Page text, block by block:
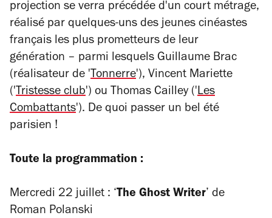
projection se verra précédée d'un court métrage,
réalisé par quelques-uns des jeunes cinéastes
français les plus prometteurs de leur
génération – parmi lesquels Guillaume Brac
(réalisateur de 'Tonnerre'), Vincent Mariette
('Tristesse club') ou Thomas Cailley ('Les
Combattants'). De quoi passer un bel été
parisien !
Toute la programmation :
Mercredi 22 juillet : ‘ The Ghost Writer’ de
Roman Polanski